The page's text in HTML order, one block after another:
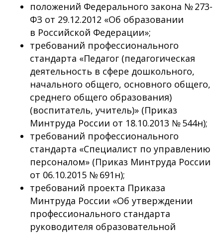
положений Федерального закона № 273-
ФЗ от 29.12.2012 «Об образовании
в Российской Федерации»;
требований профессионального
стандарта «Педагог (педагогическая
деятельность в сфере дошкольного,
начального общего, основного общего,
среднего общего образования)
(воспитатель, учитель)» (Приказ
Минтруда России от 18.10.2013 № 544н);
требований профессионального
стандарта «Специалист по управлению
персоналом» (Приказ Минтруда России
от 06.10.2015 № 691н);
требований проекта Приказа
Минтруда России «Об утверждении
профессионального стандарта
руководителя образовательной